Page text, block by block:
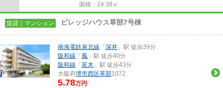
面積：24.38㎡
賃貸｜マンション ビレッジハウス草部7号棟
南海電鉄泉北線 「 深井 」駅 徒歩39分
阪和線 「 鳳 」駅 徒歩40分
阪和線 「 富木 」駅 徒歩43分
大阪府堺市西区草部1072
5.78万円